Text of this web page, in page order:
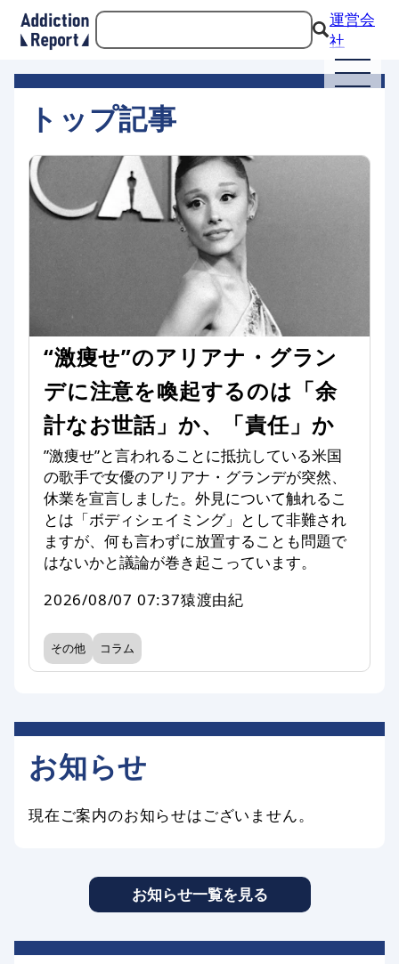
運営会
社
トップ記事
“激痩せ”のアリアナ・グラン
デに注意を喚起するのは「余
計なお世話」か、「責任」か
”激痩せ”と言われることに抵抗している米国
の歌手で女優のアリアナ・グランデが突然、
休業を宣言しました。外見について触れるこ
とは「ボディシェイミング」として非難され
ますが、何も言わずに放置することも問題で
はないかと議論が巻き起こっています。
2026/08/07 07:37猿渡由紀
その他 コラム
お知らせ
現在ご案内のお知らせはございません。
お知らせ一覧を見る